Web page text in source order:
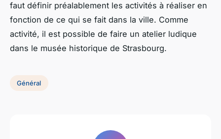
faut définir préalablement les activités à réaliser en
fonction de ce qui se fait dans la ville. Comme
activité, il est possible de faire un atelier ludique
dans le musée historique de Strasbourg.
Général